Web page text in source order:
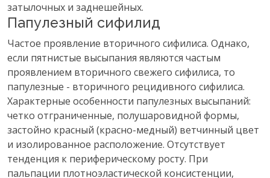
затылочных и заднешейных.
Папулезный сифилид
Частое проявление вторичного сифилиса. Однако,
если пятнистые высыпания являются частым
проявлением вторичного свежего сифилиса, то
папулезные - вторичного рецидивного сифилиса.
Характерные особенности папулезных высыпаний:
четко отграниченные, полушаровидной формы,
застойно красный (красно-медный) ветчинный цвет
и изолированное расположение. Отсутствует
тенденция к периферическому росту. При
пальпации плотноэластической консистенции,